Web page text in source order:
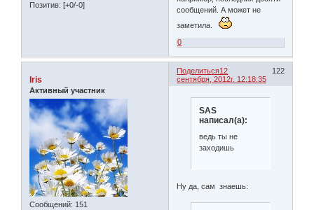
Позитив: [+0/-0]
сообщений. А может не
заметила.
0
Поделиться 122
12
сентября, 2012г. 12:18:35
Iris
Активный участник
Сообщений: 151
SAS
написал(а):
ведь ты не
заходишь
Ну да, сам знаешь: